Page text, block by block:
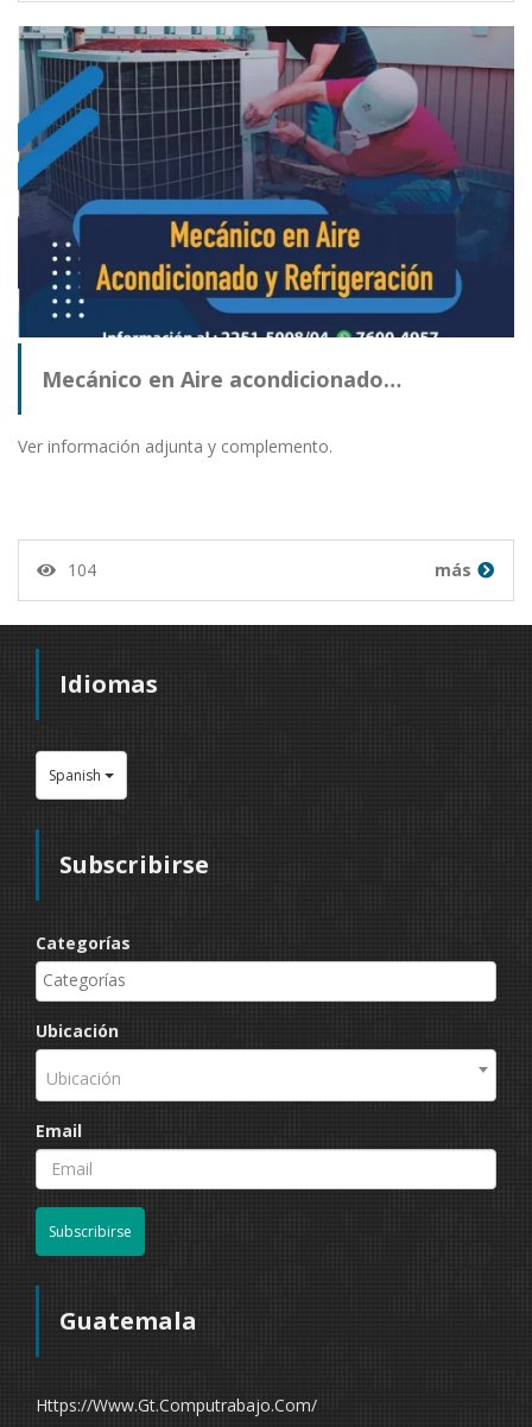
Mecánico en Aire acondicionado…
Ver información adjunta y complemento.
104 más
Idiomas
Spanish
Subscribirse
Categorías
Ubicación
Ubicación
Email
Subscribirse
Guatemala
Https://www.gt.computrabajo.com/